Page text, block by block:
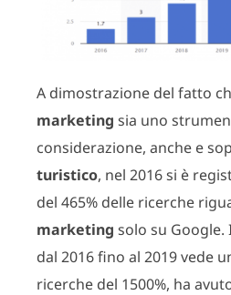
A dimostrazione del fatto
marketing sia uno
considerazione, anche e
turistico, nel 2016 si è
del 465% delle ricerche
marketing solo su Google.
dal 2016 fino al 2019 vede
ricerche del 1500%, ha